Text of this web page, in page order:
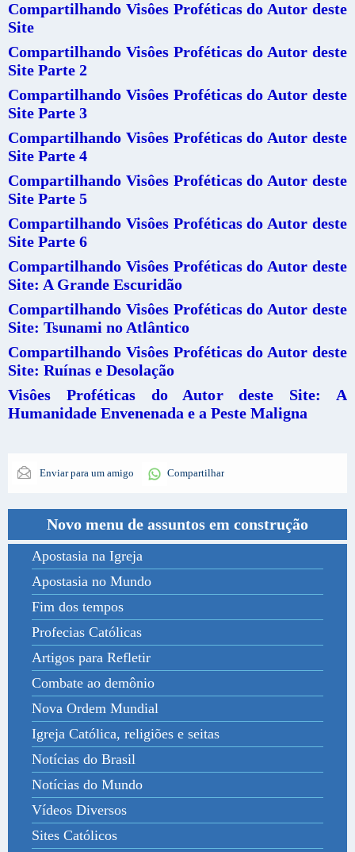
Compartilhando Visôes Proféticas do Autor deste
Site
Compartilhando Visôes Proféticas do Autor deste
Site Parte 2
Compartilhando Visôes Proféticas do Autor deste
Site Parte 3
Compartilhando Visôes Proféticas do Autor deste
Site Parte 4
Compartilhando Visôes Proféticas do Autor deste
Site Parte 5
Compartilhando Visôes Proféticas do Autor deste
Site Parte 6
Compartilhando Visôes Proféticas do Autor deste
Site: A Grande Escuridão
Compartilhando Visôes Proféticas do Autor deste
Site: Tsunami no Atlântico
Compartilhando Visôes Proféticas do Autor deste
Site: Ruínas e Desolação
Visôes Proféticas do Autor deste Site: A
Humanidade Envenenada e a Peste Maligna
Enviar para um amigo Compartilhar
Novo menu de assuntos em construção
Apostasia na Igreja
Apostasia no Mundo
Fim dos tempos
Profecias Católicas
Artigos para Refletir
Combate ao demônio
Nova Ordem Mundial
Igreja Católica, religiões e seitas
Notícias do Brasil
Notícias do Mundo
Vídeos Diversos
Sites Católicos